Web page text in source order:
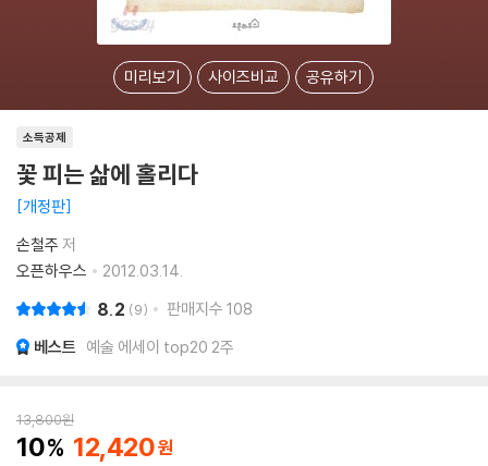
미리보기 사이즈비교 공유하기
소득공제
꽃 피는 삶에 홀리다
개정판
손철주 저
오픈하우스
2012.03.14.
8.2 9 판매지수 108
베스트 예술 에세이 top20 2주
13,800원
10 12,420